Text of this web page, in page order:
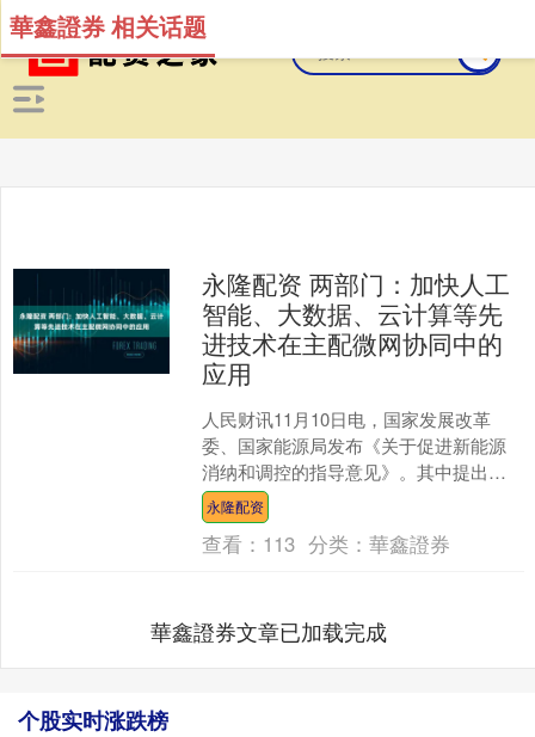
華鑫證券 相关话题
永隆配资 两部门：加快人工
智能、大数据、云计算等先
进技术在主配微网协同中的
应用
人民财讯11月10日电，国家发展改革
委、国家能源局发布《关于促进新能源
消纳和调控的指导意见》。其中提出，
加快人工智能、大数据、云计算等先进
技术在主配微网协同中的....
永隆配资
查看： 113 分类：華鑫證券
華鑫證券文章已加载完成
个股实时涨跌榜